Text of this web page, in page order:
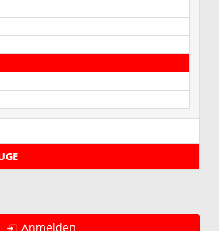
Anmelden